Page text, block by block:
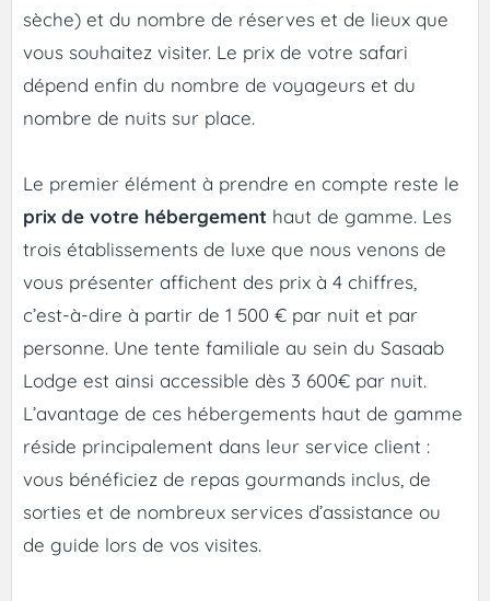
sèche) et du nombre de réserves et de lieux que
vous souhaitez visiter. Le prix de votre safari
dépend enfin du nombre de voyageurs et du
nombre de nuits sur place.
Le premier élément à prendre en compte reste le
prix de votre hébergement haut de gamme. Les
trois établissements de luxe que nous venons de
vous présenter affichent des prix à 4 chiffres,
c’est-à-dire à partir de 1 500 € par nuit et par
personne. Une tente familiale au sein du Sasaab
Lodge est ainsi accessible dès 3 600€ par nuit.
L’avantage de ces hébergements haut de gamme
réside principalement dans leur service client :
vous bénéficiez de repas gourmands inclus, de
sorties et de nombreux services d’assistance ou
de guide lors de vos visites.